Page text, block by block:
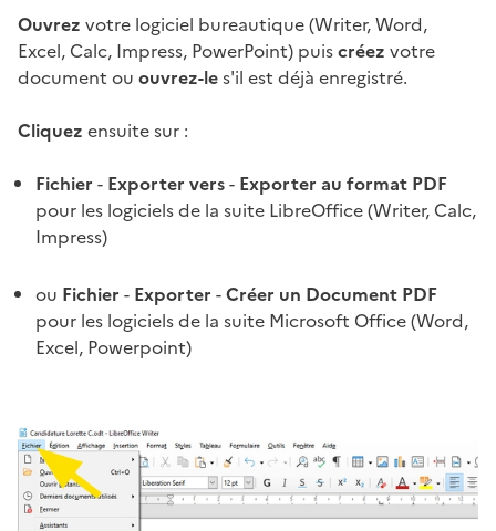
Ouvrez votre logiciel bureautique (Writer, Word,
Excel, Calc, Impress, PowerPoint) puiscréez votre
document ou ouvrez-les'il est déjà enregistré.
Cliquez ensuite sur :
Fichier - Exporter vers- Exporter au format PDF
pour les logiciels de la suite LibreOffice (Writer, Calc,
Impress)
ou Fichier - Exporter -Créer un Document PDF
pour les logiciels de la suite Microsoft Office (Word,
Excel, Powerpoint)